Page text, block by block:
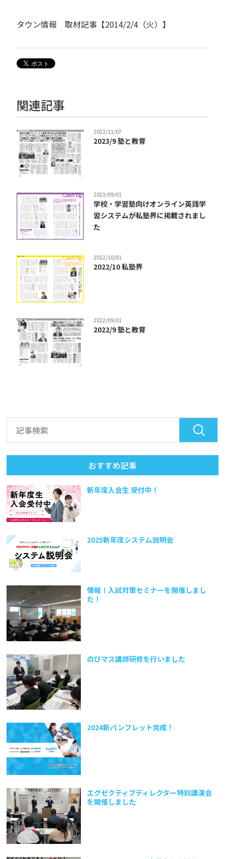
タウン情報 取材記事【2014/2/4（火）】
関連記事
2023/11/07
2023/9 塾と教育
2023/09/01
学校・学習塾向けオンライン英語学
習システムが私塾界に掲載されまし
た
2022/10/01
2022/10 私塾界
2022/09/01
2022/9 塾と教育
おすすめ記事
新年度入会生 受付中！
2025新年度システム説明会
情報Ⅰ入試対策セミナーを開催しまし
た！
のびマス講師研修を行いました
2024新パンフレット完成！
エグゼクティブディレクター特別講演会
を開催しました